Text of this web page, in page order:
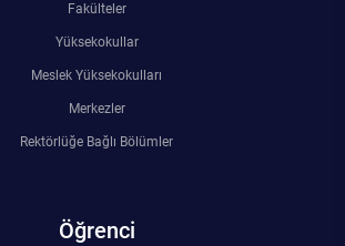
Fakülteler
Yüksekokullar
Meslek Yüksekokulları
Merkezler
Rektörlüğe Bağlı Bölümler
Öğrenci